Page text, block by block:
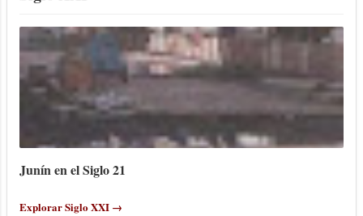
Junín en el Siglo 21
Explorar Siglo XXI →